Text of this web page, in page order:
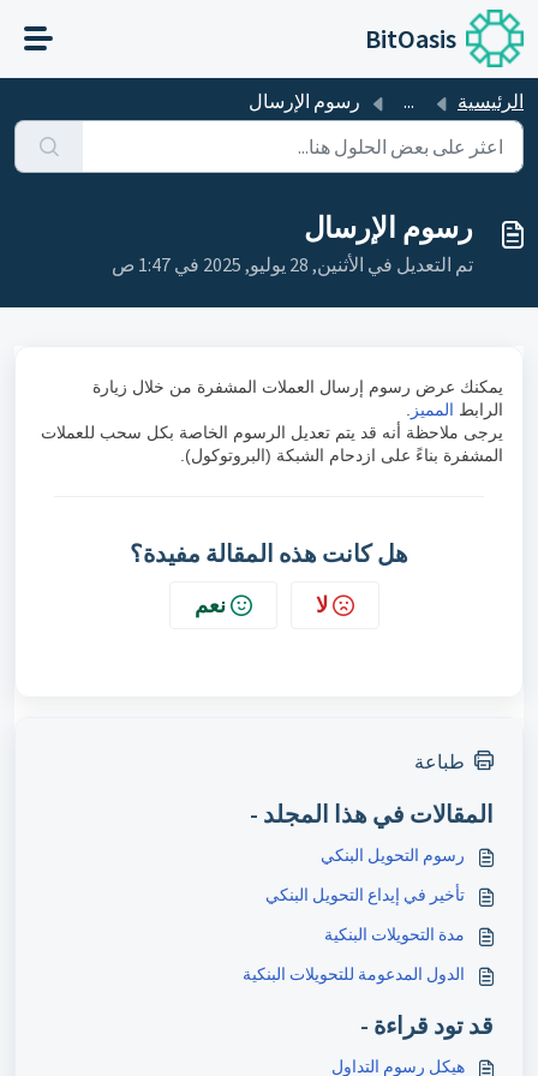
التخطّي إلى المحتوى الرئيسي
BitOasis
الرئيسية ... رسوم الإرسال
رسوم الإرسال
تم التعديل في الأثنين, 28 يوليو, 2025 في 1:47 ص
يمكنك عرض رسوم إرسال العملات المشفرة من خلال زيارة
الرابط المميز
يرجى ملاحظة أنه قد يتم تعديل الرسوم الخاصة بكل سحب للعملات
المشفرة بناءً على ازدحام الشبكة (البروتوكول).
هل كانت هذه المقالة مفيدة؟
لا نعم
طباعة
المقالات في هذا المجلد -
رسوم التحويل البنكي
تأخير في إيداع التحويل البنكي
مدة التحويلات البنكية
الدول المدعومة للتحويلات البنكية
قد تود قراءة -
هيكل رسوم التداول